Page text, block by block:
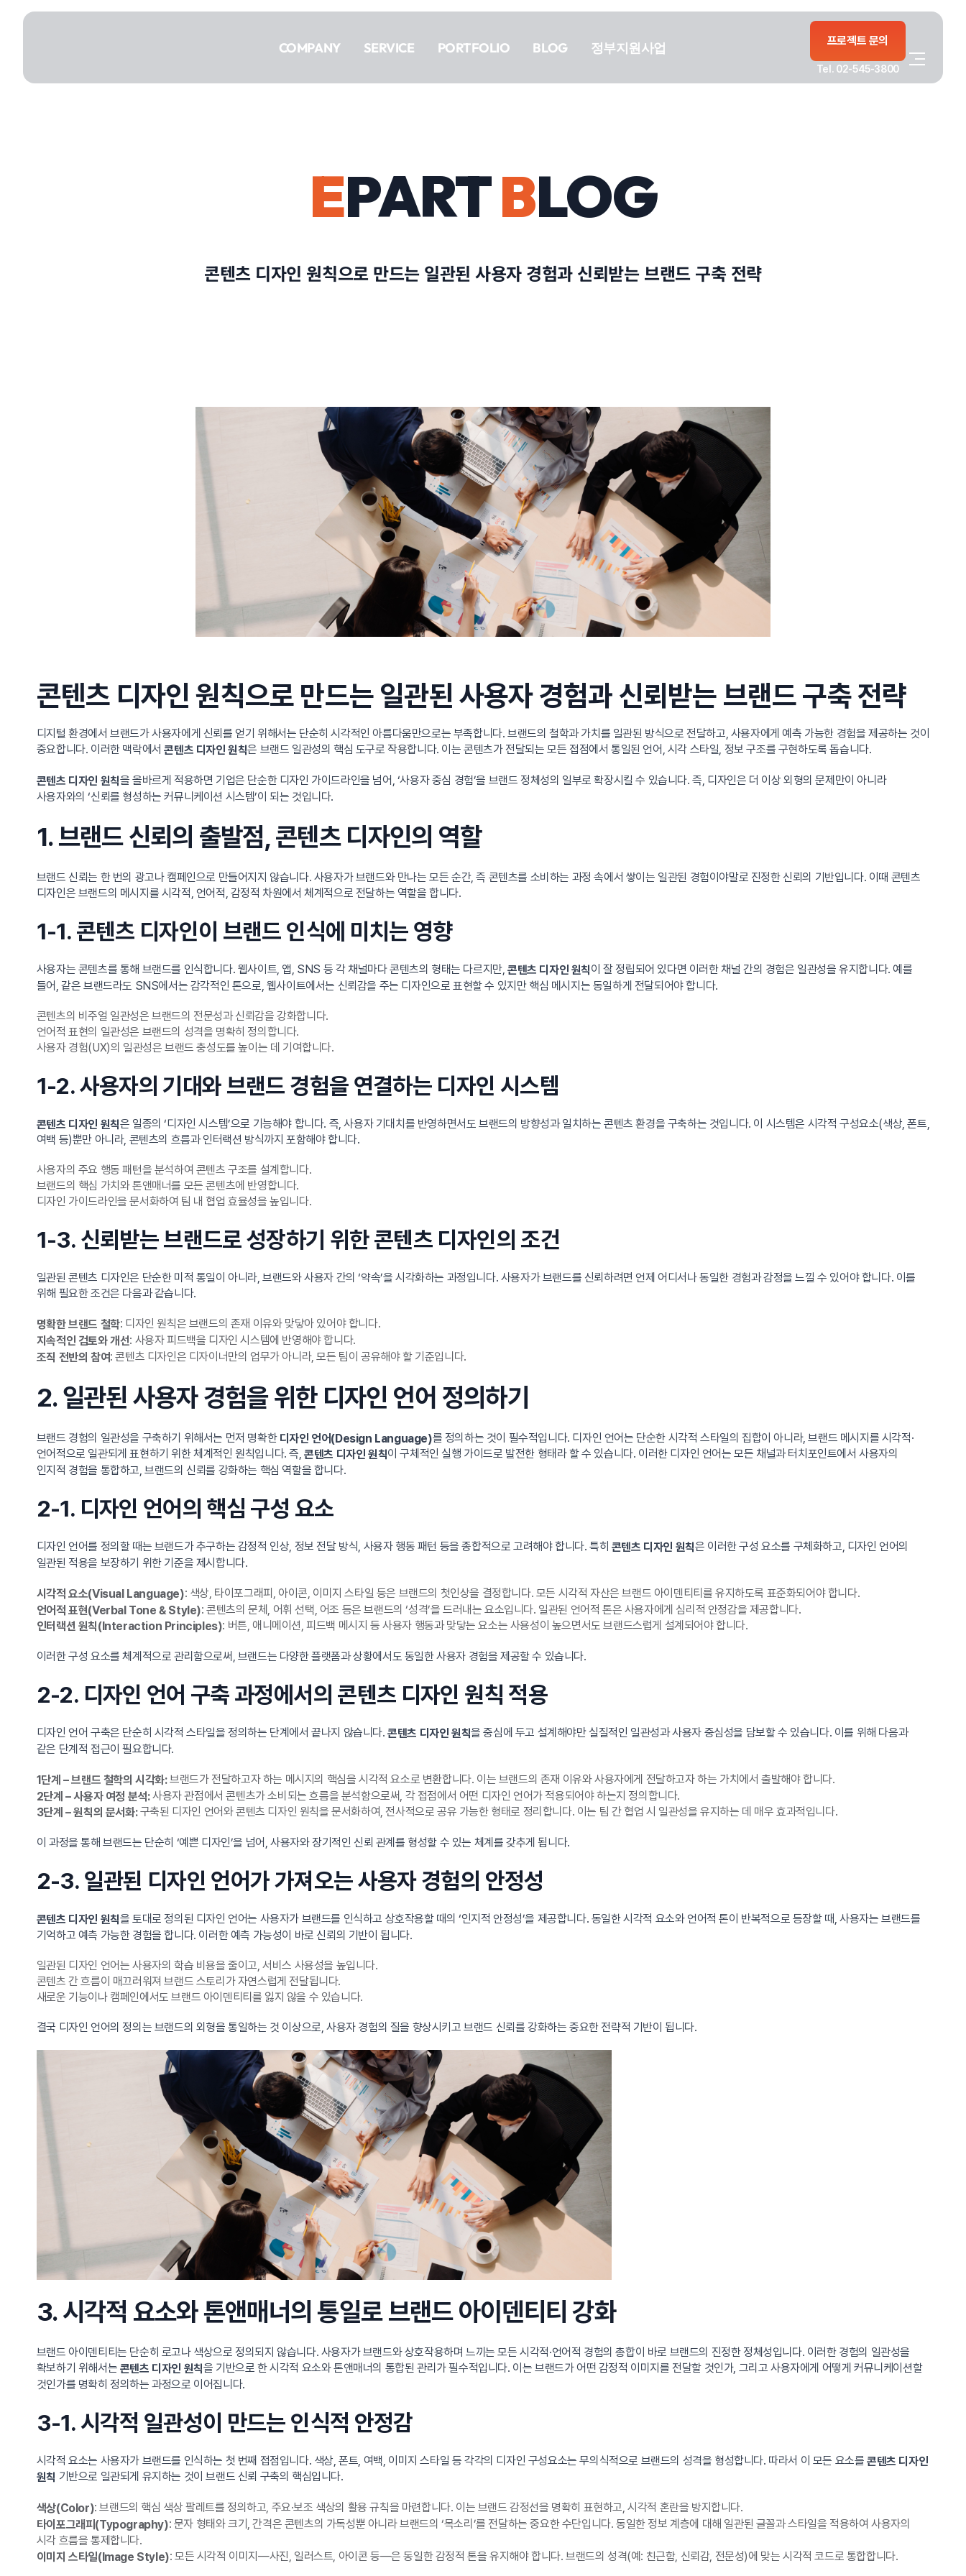
건너뛰기
COMPANY SERVICE PORTFOLIO BLOG 정부지원사업 프로젝트 문의
Tel. 02-545-3800
EPARTBLOG
콘텐츠 디자인 원칙으로 만드는 일관된 사용자 경험과 신뢰받는 브랜드 구축 전략
콘텐츠 디자인 원칙으로 만드는 일관된 사용자 경험과 신뢰받는 브랜드 구축 전략
디지털 환경에서 브랜드가 사용자에게 신뢰를 얻기 위해서는 단순히 시각적인 아름다움만으로는 부족합니다. 브랜드의 철학과 가치를 일관된 방식으로 전달하고, 사용자에게 예측 가능한 경험을 제공하는 것이
중요합니다. 이러한 맥락에서콘텐츠 디자인 원칙은 브랜드 일관성의 핵심 도구로 작용합니다. 이는 콘텐츠가 전달되는 모든 접점에서 통일된 언어, 시각 스타일, 정보 구조를 구현하도록 돕습니다.
콘텐츠 디자인 원칙을 올바르게 적용하면 기업은 단순한 디자인 가이드라인을 넘어, ‘사용자 중심 경험’을 브랜드 정체성의 일부로 확장시킬 수 있습니다. 즉, 디자인은 더 이상 외형의 문제만이 아니라
사용자와의 ‘신뢰를 형성하는 커뮤니케이션 시스템’이 되는 것입니다.
1. 브랜드 신뢰의 출발점, 콘텐츠 디자인의 역할
브랜드 신뢰는 한 번의 광고나 캠페인으로 만들어지지 않습니다. 사용자가 브랜드와 만나는 모든 순간, 즉 콘텐츠를 소비하는 과정 속에서 쌓이는 일관된 경험이야말로 진정한 신뢰의 기반입니다. 이때 콘텐츠
디자인은 브랜드의 메시지를 시각적, 언어적, 감정적 차원에서 체계적으로 전달하는 역할을 합니다.
1-1. 콘텐츠 디자인이 브랜드 인식에 미치는 영향
사용자는 콘텐츠를 통해 브랜드를 인식합니다. 웹사이트, 앱, SNS 등 각 채널마다 콘텐츠의 형태는 다르지만, 콘텐츠 디자인 원칙이 잘 정립되어 있다면 이러한 채널 간의 경험은 일관성을 유지합니다. 예를
들어, 같은 브랜드라도 SNS에서는 감각적인 톤으로, 웹사이트에서는 신뢰감을 주는 디자인으로 표현할 수 있지만 핵심 메시지는 동일하게 전달되어야 합니다.
콘텐츠의 비주얼 일관성은 브랜드의 전문성과 신뢰감을 강화합니다.
언어적 표현의 일관성은 브랜드의 성격을 명확히 정의합니다.
사용자 경험(UX)의 일관성은 브랜드 충성도를 높이는 데 기여합니다.
1-2. 사용자의 기대와 브랜드 경험을 연결하는 디자인 시스템
콘텐츠 디자인 원칙은 일종의 ‘디자인 시스템’으로 기능해야 합니다. 즉, 사용자 기대치를 반영하면서도 브랜드의 방향성과 일치하는 콘텐츠 환경을 구축하는 것입니다. 이 시스템은 시각적 구성요소(색상, 폰트,
여백 등)뿐만 아니라, 콘텐츠의 흐름과 인터랙션 방식까지 포함해야 합니다.
사용자의 주요 행동 패턴을 분석하여 콘텐츠 구조를 설계합니다.
브랜드의 핵심 가치와 톤앤매너를 모든 콘텐츠에 반영합니다.
디자인 가이드라인을 문서화하여 팀 내 협업 효율성을 높입니다.
1-3. 신뢰받는 브랜드로 성장하기 위한 콘텐츠 디자인의 조건
일관된 콘텐츠 디자인은 단순한 미적 통일이 아니라, 브랜드와 사용자 간의 ‘약속’을 시각화하는 과정입니다. 사용자가 브랜드를 신뢰하려면 언제 어디서나 동일한 경험과 감정을 느낄 수 있어야 합니다. 이를
위해 필요한 조건은 다음과 같습니다.
명확한 브랜드 철학: 디자인 원칙은 브랜드의 존재 이유와 맞닿아 있어야 합니다.
지속적인 검토와 개선: 사용자 피드백을 디자인 시스템에 반영해야 합니다.
조직 전반의 참여: 콘텐츠 디자인은 디자이너만의 업무가 아니라, 모든 팀이 공유해야 할 기준입니다.
2. 일관된 사용자 경험을 위한 디자인 언어 정의하기
브랜드 경험의 일관성을 구축하기 위해서는 먼저 명확한 디자인 언어(Design Language)를 정의하는 것이 필수적입니다. 디자인 언어는 단순한 시각적 스타일의 집합이 아니라, 브랜드 메시지를 시각적·
언어적으로 일관되게 표현하기 위한 체계적인 원칙입니다. 즉,콘텐츠 디자인 원칙이 구체적인 실행 가이드로 발전한 형태라 할 수 있습니다. 이러한 디자인 언어는 모든 채널과 터치포인트에서 사용자의
인지적 경험을 통합하고, 브랜드의 신뢰를 강화하는 핵심 역할을 합니다.
2-1. 디자인 언어의 핵심 구성 요소
디자인 언어를 정의할 때는 브랜드가 추구하는 감정적 인상, 정보 전달 방식, 사용자 행동 패턴 등을 종합적으로 고려해야 합니다. 특히 콘텐츠 디자인 원칙은 이러한 구성 요소를 구체화하고, 디자인 언어의
일관된 적용을 보장하기 위한 기준을 제시합니다.
시각적 요소(Visual Language): 색상, 타이포그래피, 아이콘, 이미지 스타일 등은 브랜드의 첫인상을 결정합니다. 모든 시각적 자산은 브랜드 아이덴티티를 유지하도록 표준화되어야 합니다.
언어적 표현(Verbal Tone & Style): 콘텐츠의 문체, 어휘 선택, 어조 등은 브랜드의 ‘성격’을 드러내는 요소입니다. 일관된 언어적 톤은 사용자에게 심리적 안정감을 제공합니다.
인터랙션 원칙(Interaction Principles): 버튼, 애니메이션, 피드백 메시지 등 사용자 행동과 맞닿는 요소는 사용성이 높으면서도 브랜드스럽게 설계되어야 합니다.
이러한 구성 요소를 체계적으로 관리함으로써, 브랜드는 다양한 플랫폼과 상황에서도 동일한 사용자 경험을 제공할 수 있습니다.
2-2. 디자인 언어 구축 과정에서의 콘텐츠 디자인 원칙 적용
디자인 언어 구축은 단순히 시각적 스타일을 정의하는 단계에서 끝나지 않습니다.콘텐츠 디자인 원칙을 중심에 두고 설계해야만 실질적인 일관성과 사용자 중심성을 담보할 수 있습니다. 이를 위해 다음과
같은 단계적 접근이 필요합니다.
1단계 – 브랜드 철학의 시각화:브랜드가 전달하고자 하는 메시지의 핵심을 시각적 요소로 변환합니다. 이는 브랜드의 존재 이유와 사용자에게 전달하고자 하는 가치에서 출발해야 합니다.
2단계 – 사용자 여정 분석:사용자 관점에서 콘텐츠가 소비되는 흐름을 분석함으로써, 각 접점에서 어떤 디자인 언어가 적용되어야 하는지 정의합니다.
3단계 – 원칙의 문서화:구축된 디자인 언어와 콘텐츠 디자인 원칙을 문서화하여, 전사적으로 공유 가능한 형태로 정리합니다. 이는 팀 간 협업 시 일관성을 유지하는 데 매우 효과적입니다.
이 과정을 통해 브랜드는 단순히 ‘예쁜 디자인’을 넘어, 사용자와 장기적인 신뢰 관계를 형성할 수 있는 체계를 갖추게 됩니다.
2-3. 일관된 디자인 언어가 가져오는 사용자 경험의 안정성
콘텐츠 디자인 원칙을 토대로 정의된 디자인 언어는 사용자가 브랜드를 인식하고 상호작용할 때의 ‘인지적 안정성’을 제공합니다. 동일한 시각적 요소와 언어적 톤이 반복적으로 등장할 때, 사용자는 브랜드를
기억하고 예측 가능한 경험을 합니다. 이러한 예측 가능성이 바로 신뢰의 기반이 됩니다.
일관된 디자인 언어는 사용자의 학습 비용을 줄이고, 서비스 사용성을 높입니다.
콘텐츠 간 흐름이 매끄러워져 브랜드 스토리가 자연스럽게 전달됩니다.
새로운 기능이나 캠페인에서도 브랜드 아이덴티티를 잃지 않을 수 있습니다.
결국 디자인 언어의 정의는 브랜드의 외형을 통일하는 것 이상으로, 사용자 경험의 질을 향상시키고 브랜드 신뢰를 강화하는 중요한 전략적 기반이 됩니다.
3. 시각적 요소와 톤앤매너의 통일로 브랜드 아이덴티티 강화
브랜드 아이덴티티는 단순히 로고나 색상으로 정의되지 않습니다. 사용자가 브랜드와 상호작용하며 느끼는 모든 시각적·언어적 경험의 총합이 바로 브랜드의 진정한 정체성입니다. 이러한 경험의 일관성을
확보하기 위해서는 콘텐츠 디자인 원칙을 기반으로 한 시각적 요소와 톤앤매너의 통합된 관리가 필수적입니다. 이는 브랜드가 어떤 감정적 이미지를 전달할 것인가, 그리고 사용자에게 어떻게 커뮤니케이션할
것인가를 명확히 정의하는 과정으로 이어집니다.
3-1. 시각적 일관성이 만드는 인식적 안정감
시각적 요소는 사용자가 브랜드를 인식하는 첫 번째 접점입니다. 색상, 폰트, 여백, 이미지 스타일 등 각각의 디자인 구성요소는 무의식적으로 브랜드의 성격을 형성합니다. 따라서 이 모든 요소를 콘텐츠 디자인
원칙 기반으로 일관되게 유지하는 것이 브랜드 신뢰 구축의 핵심입니다.
색상(Color): 브랜드의 핵심 색상 팔레트를 정의하고, 주요·보조 색상의 활용 규칙을 마련합니다. 이는 브랜드 감정선을 명확히 표현하고, 시각적 혼란을 방지합니다.
타이포그래피(Typography): 문자 형태와 크기, 간격은 콘텐츠의 가독성뿐 아니라 브랜드의 ‘목소리’를 전달하는 중요한 수단입니다. 동일한 정보 계층에 대해 일관된 글꼴과 스타일을 적용하여 사용자의
시각 흐름을 통제합니다.
이미지 스타일(Image Style): 모든 시각적 이미지—사진, 일러스트, 아이콘 등—은 동일한 감정적 톤을 유지해야 합니다. 브랜드의 성격(예: 친근함, 신뢰감, 전문성)에 맞는 시각적 코드로 통합합니다.